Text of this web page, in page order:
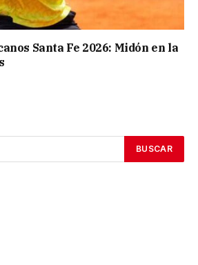
Santa Fe 2026: Midón en la